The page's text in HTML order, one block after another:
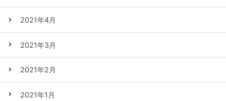
2021年4月
2021年3月
2021年2月
2021年1月